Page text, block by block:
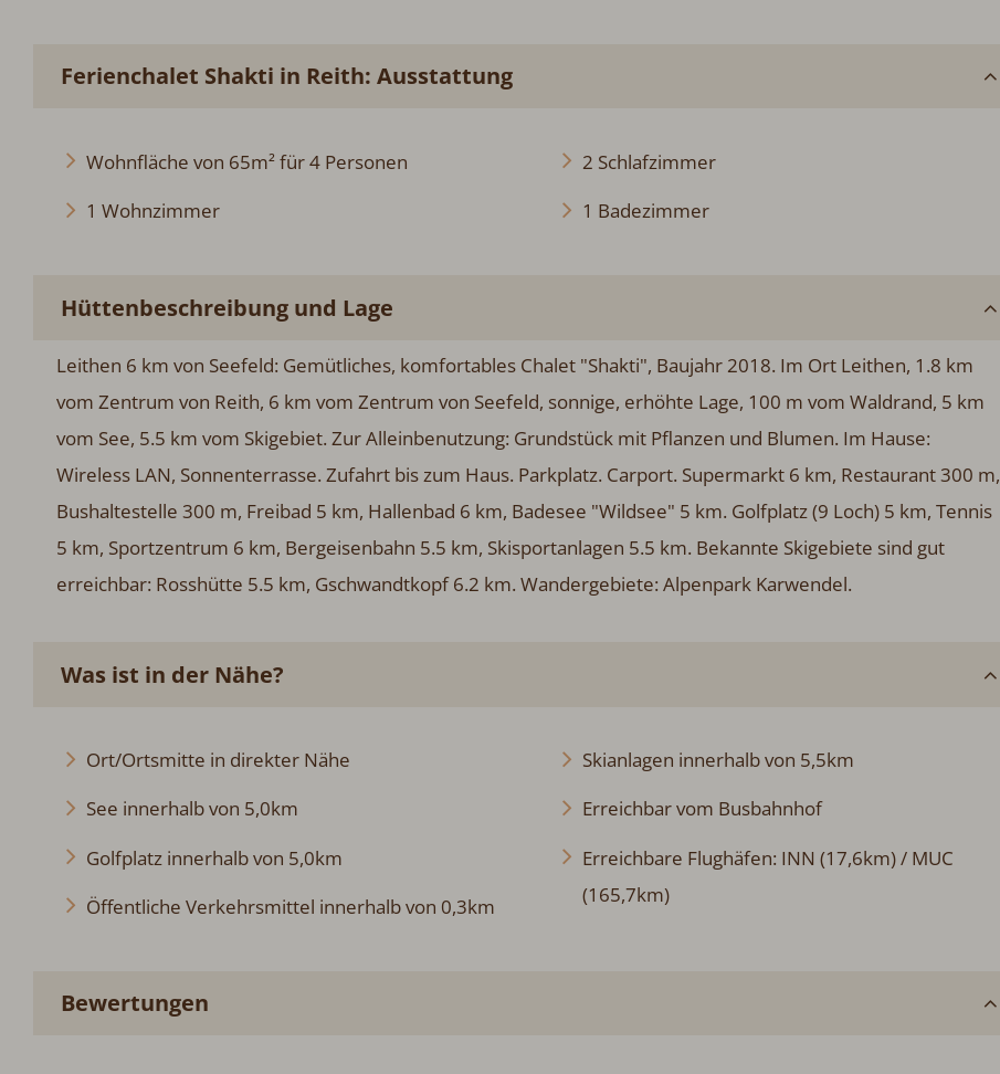
Ferienchalet Shakti in Reith: Ausstattung
Wohnfläche von 65m² für 4 Personen
1 Wohnzimmer
2 Schlafzimmer
1 Badezimmer
Hüttenbeschreibung und Lage
Leithen 6 km von Seefeld: Gemütliches, komfortables Chalet "Shakti", Baujahr 2018. Im Ort Leithen, 1.8 km
vom Zentrum von Reith, 6 km vom Zentrum von Seefeld, sonnige, erhöhte Lage, 100 m vom Waldrand, 5 km
vom See, 5.5 km vom Skigebiet. Zur Alleinbenutzung: Grundstück mit Pflanzen und Blumen. Im Hause:
Wireless LAN, Sonnenterrasse. Zufahrt bis zum Haus. Parkplatz. Carport. Supermarkt 6 km, Restaurant 300 m,
Bushaltestelle 300 m, Freibad 5 km, Hallenbad 6 km, Badesee "Wildsee" 5 km. Golfplatz (9 Loch) 5 km, Tennis
5 km, Sportzentrum 6 km, Bergeisenbahn 5.5 km, Skisportanlagen 5.5 km. Bekannte Skigebiete sind gut
erreichbar: Rosshütte 5.5 km, Gschwandtkopf 6.2 km. Wandergebiete: Alpenpark Karwendel.
Was ist in der Nähe?
Ort/Ortsmitte in direkter Nähe
See innerhalb von 5,0km
Golfplatz innerhalb von 5,0km
Öffentliche Verkehrsmittel innerhalb von 0,3km
Skianlagen innerhalb von 5,5km
Erreichbar vom Busbahnhof
Erreichbare Flughäfen: INN (17,6km) / MUC
(165,7km)
Bewertungen